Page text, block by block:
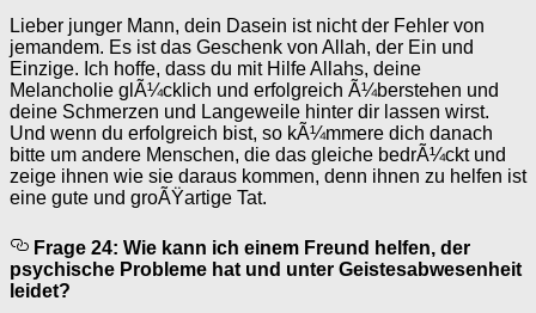
Lieber junger Mann, dein Dasein ist nicht der Fehler von
jemandem. Es ist das Geschenk von Allah, der Ein und
Einzige. Ich hoffe, dass du mit Hilfe Allahs, deine
Melancholie glÃ¼cklich und erfolgreich Ã¼berstehen und
deine Schmerzen und Langeweile hinter dir lassen wirst.
Und wenn du erfolgreich bist, so kÃ¼mmere dich danach
bitte um andere Menschen, die das gleiche bedrÃ¼ckt und
zeige ihnen wie sie daraus kommen, denn ihnen zu helfen ist
eine gute und groÃŸartige Tat.
Frage 24: Wie kann ich einem Freund helfen, der
psychische Probleme hat und unter Geistesabwesenheit
leidet?